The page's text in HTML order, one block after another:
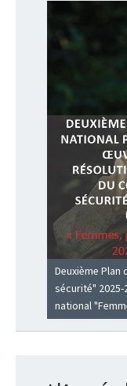
Deuxième
sécurité" 2025-
national